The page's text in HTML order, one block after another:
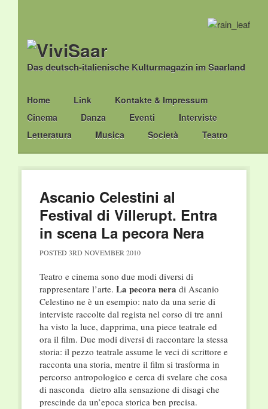
Das deutsch-italienische Kulturmagazin im Saarland
Main menu
Skip
to
content
Home Link
Kontakte & Impressum
Cinema
Danza Eventi
Interviste
Letteratura
Musica Società Teatro
Ascanio Celestini al
Festival di Villerupt. Entra
in scena La pecora Nera
POSTED 3RD NOVEMBER 2010
Teatro e cinema sono due modi diversi di
rappresentare l’arte. La pecora nera di Ascanio
Celestino ne è un esempio: nato da una serie di
interviste raccolte dal regista nel corso di tre anni
ha visto la luce, dapprima, una piece teatrale ed
ora il film. Due modi diversi di raccontare la stessa
storia: il pezzo teatrale assume le veci di scrittore e
racconta una storia, mentre il film si trasforma in
percorso antropologico e cerca di svelare che cosa
di nasconda dietro alla sensazione di disagi che
prescinde da un’epoca storica ben precisa.